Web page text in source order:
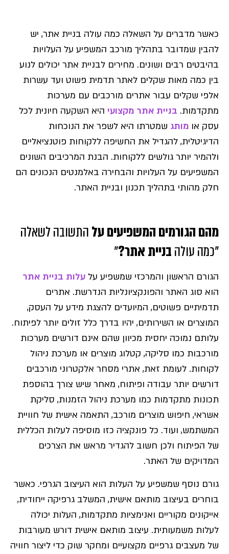
כאשר מדברים על השאלה כמה עולה בניית אתר, יש
להבין שמדובר בתהליך מורכב המשפיע על העלויות
בהיבטים רבים ושונים. מחירים לבניית אתר יכולים לנוע
בין כמה מאות שקלים לאתר תדמית פשוט ועד עשרות
אלפי שקלים עבור אתרים מורכבים עם מערכות
מתקדמות. בניית אתר מקצועי היא השקעה חיונית לכל
עסק או מותג שמטרתו היא לשפר את הנוכחות
הדיגיטלית, להגדיל את החשיפה ללקוחות פוטנציאליים
ולהמיר יותר גולשים ללקוחות. הבנת המרכיבים השונים
המשפיעים על העלויות והבחירה באלמנטים הנכונים הם
חלק מהותי בתהליך תכנון ובניית האתר.
מהם הגורמים המשפיעים עלהתשובה לשאלה
"כמה עולהבניית אתר?"
הגורם הראשון והמרכזי שמשפיע על עלות בניית אתר
הוא סוג האתר והפונקציונליות הנדרשת. אתרים
תדמיתיים פשוטים, המיועדים להצגת מידע על העסק,
המוצרים או השירותים, יהיו בדרך כלל זולים יותר לפיתוח.
עלותם נמוכה יחסית מכיוון שהם אינם דורשים מערכות
מורכבות כמו סליקה, קטלוג מוצרים או מערכת ניהול
לקוחות. לעומת זאת, אתרי מסחר אלקטרוני מורכבים
דורשים יותר עבודה ופיתוח, מאחר שיש צורך בהוספת
תכונות מתקדמות כמו מערכת ניהול הזמנות, סליקת
אשראי, חיפוש מוצרים מורכב, התאמה אישית של חוויית
המשתמש, ועוד. כל פונקציה כזו מוסיפה לעלות הכללית
של הפיתוח ולכן חשוב להגדיר מראש את הצרכים
המדויקים של האתר.
גורם נוסף שמשפיע על העלות הוא העיצוב הגרפי. כאשר
בוחרים בעיצוב מותאם אישית, המשלב גרפיקה ייחודית,
אייקונים מקוריים ואנימציות מתקדמות, העלות יכולה
לעלות משמעותית. עיצוב מותאם אישית דורש מעורבות
של מעצבים גרפיים מקצועיים ומחקר שוק כדי ליצור חוויה